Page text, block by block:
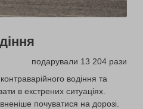
подарували 13 204 рази
водіння та
в екстрених ситуаціях.
почуватися на дорозі.